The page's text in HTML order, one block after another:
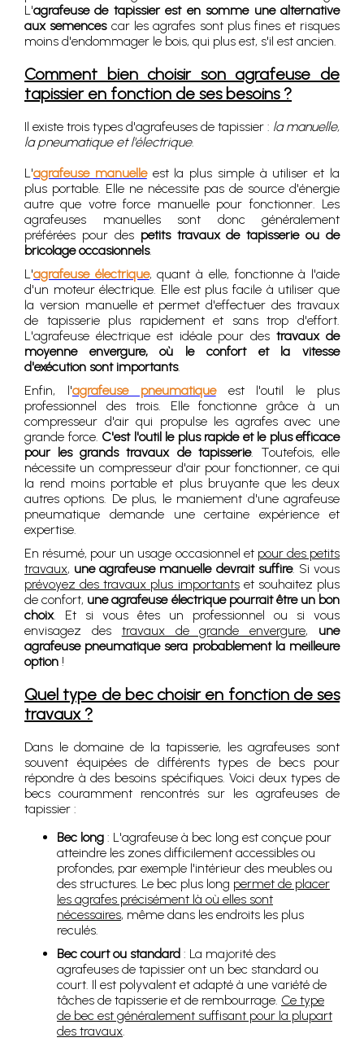
L'agrafeuse de tapissier est en somme une alternative
aux semencescar les agrafes sont plus fines et risques
moins d'endommager le bois, qui plus est, s'il est ancien.
Comment bien choisir son agrafeuse de
tapissier en fonction de ses besoins ?
Il existe trois types d'agrafeuses de tapissier : la manuelle,
la pneumatique et l'électrique.
L'agrafeuse manuelleest la plus simple à utiliser et la
plus portable. Elle ne nécessite pas de source d'énergie
autre que votre force manuelle pour fonctionner. Les
agrafeuses manuelles sont donc généralement
préférées pour des petits travaux de tapisserie ou de
bricolage occasionnels.
L'agrafeuse électrique, quant à elle, fonctionne à l'aide
d'un moteur électrique. Elle est plus facile à utiliser que
la version manuelle et permet d'effectuer des travaux
de tapisserie plus rapidement et sans trop d'effort.
L'agrafeuse électrique est idéale pour destravaux de
moyenne envergure, où le confort et la vitesse
d'exécution sont importants.
Enfin, l'agrafeuse pneumatiqueest l'outil le plus
professionnel des trois. Elle fonctionne grâce à un
compresseur d'air qui propulse les agrafes avec une
grande force. C'est l'outil le plus rapide et le plus efficace
pour les grands travaux de tapisserie. Toutefois, elle
nécessite un compresseur d'air pour fonctionner, ce qui
la rend moins portable et plus bruyante que les deux
autres options. De plus, le maniement d'une agrafeuse
pneumatique demande une certaine expérience et
expertise.
En résumé, pour un usage occasionnel et pour des petits
travaux, une agrafeuse manuelle devrait suffire. Si vous
prévoyez des travaux plus importantset souhaitez plus
de confort, une agrafeuse électrique pourrait être un bon
choix. Et si vous êtes un professionnel ou si vous
envisagez des travaux de grande envergure, une
agrafeuse pneumatique sera probablement la meilleure
option !
Quel type de bec choisir en fonction de ses
travaux ?
Dans le domaine de la tapisserie, les agrafeuses sont
souvent équipées de différents types de becs pour
répondre à des besoins spécifiques. Voici deux types de
becs couramment rencontrés sur les agrafeuses de
tapissier :
Bec long : L'agrafeuse à bec long est conçue pour
atteindre les zones difficilement accessibles ou
profondes, par exemple l'intérieur des meubles ou
des structures. Le bec plus long permet de placer
les agrafes précisément là où elles sont
nécessaires, même dans les endroits les plus
reculés.
Bec court ou standard : La majorité des
agrafeuses de tapissier ont un bec standard ou
court. Il est polyvalent et adapté à une variété de
tâches de tapisserie et de rembourrage. Ce type
de bec est généralement suffisant pour la plupart
des travaux.